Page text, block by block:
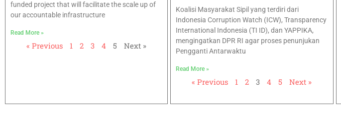
funded project that will facilitate the scale up of
our accountable infrastructure
Read More »
« Previous 1 2 3 4 5 Next »
Koalisi Masyarakat Sipil yang terdiri dari
Indonesia Corruption Watch (ICW), Transparency
International Indonesia (TI ID), dan YAPPIKA,
mengingatkan DPR RI agar proses penunjukan
Pengganti Antarwaktu
Read More »
« Previous 1 2 3 4 5 Next »